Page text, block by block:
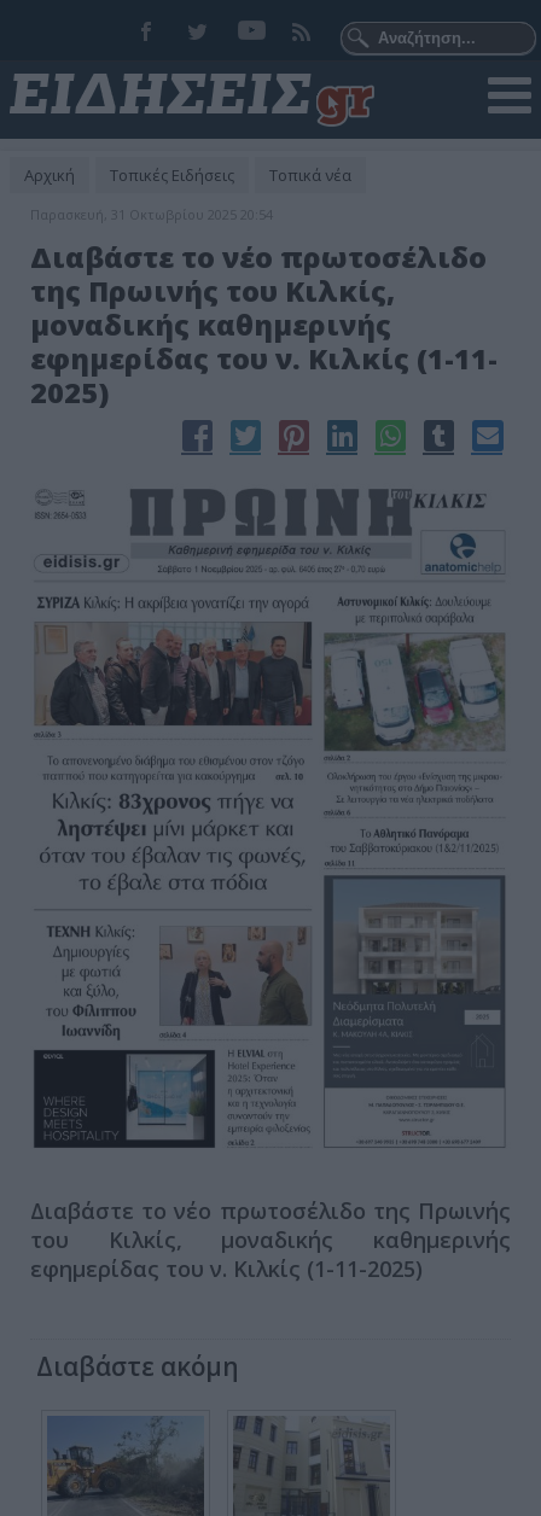
Αρχική Τοπικές Ειδήσεις Τοπικά νέα
Παρασκευή, 31 Οκτωβρίου 2025 20:54
Διαβάστε το νέο πρωτοσέλιδο
της Πρωινής του Κιλκίς,
μοναδικής καθημερινής
εφημερίδας του ν. Κιλκίς (1-11-
2025)
Διαβάστε το νέο πρωτοσέλιδο της Πρωινής
του Κιλκίς, μοναδικής καθημερινής
εφημερίδας του ν. Κιλκίς (1-11-2025)
Διαβάστε ακόμη